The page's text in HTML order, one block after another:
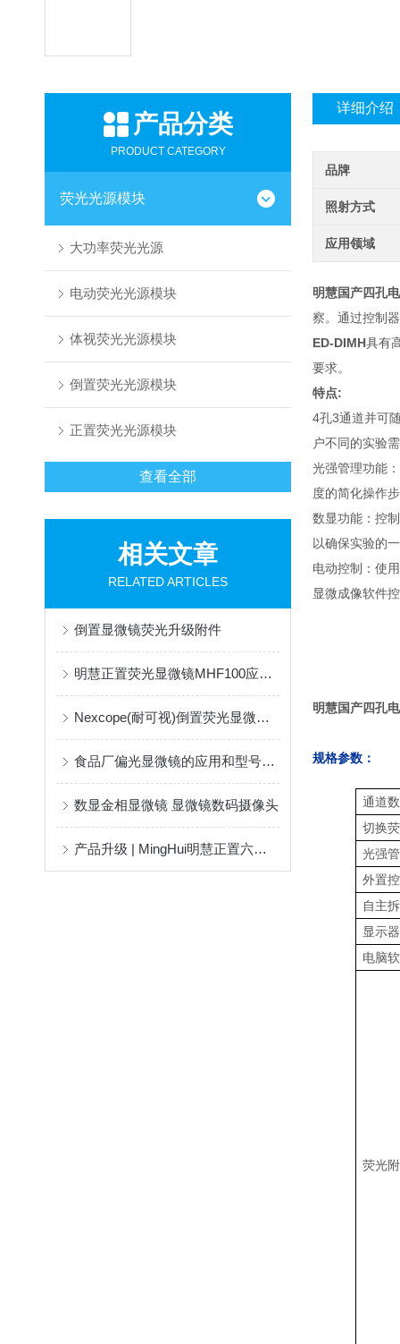
产品分类
PRODUCT CATEGORY
荧光光源模块
大功率荧光光源
电动荧光光源模块
体视荧光光源模块
倒置荧光光源模块
正置荧光光源模块
查看全部
相关文章
RELATED ARTICLES
倒置显微镜荧光升级附件
明慧正置荧光显微镜MHF100应用于科研教学
Nexcope(耐可视)倒置荧光显微镜-广州省荧光显微镜代理
食品厂偏光显微镜的应用和型号推荐
数显金相显微镜 显微镜数码摄像头
产品升级 | MingHui明慧正置六孔LED荧光附件全新升级
详细介绍
品牌
照射方式
应用领域
明慧国产四孔
察。通过控制
ED-DIMH具有
要求。
特点:
4孔3通道并可
户不同的实验
光强管理功能
度的简化操作
数显功能：控
以确保实验的
电动控制：使
显微成像软件
明慧国产四孔
规格参数：
通道数
切换
光强
外置
自主
显示
电脑
荧光